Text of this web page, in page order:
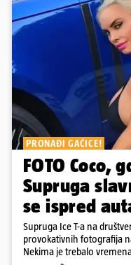
PRONAĐI GAĆICE!
FOTO Coco,
Supruga
se ispred
Supruga Ice T-a na
provokativnih fotografija
Nekima je trebalo